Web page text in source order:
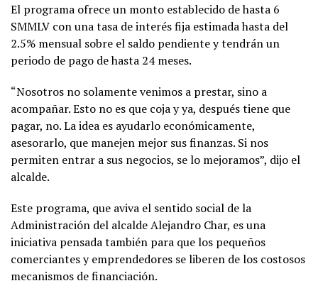
El programa ofrece un monto establecido de hasta 6
SMMLV con una tasa de interés fija estimada hasta del
2.5% mensual sobre el saldo pendiente y tendrán un
periodo de pago de hasta 24 meses.
“Nosotros no solamente venimos a prestar, sino a
acompañar. Esto no es que coja y ya, después tiene que
pagar, no. La idea es ayudarlo económicamente,
asesorarlo, que manejen mejor sus finanzas. Si nos
permiten entrar a sus negocios, se lo mejoramos”, dijo el
alcalde.
Este programa, que aviva el sentido social de la
Administración del alcalde Alejandro Char, es una
iniciativa pensada también para que los pequeños
comerciantes y emprendedores se liberen de los costosos
mecanismos de financiación.